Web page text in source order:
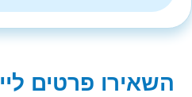
השאירו פרטים